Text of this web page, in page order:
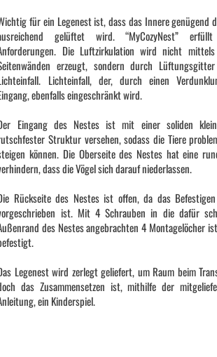
für ein Legenest ist, dass das Innere genügend
gelüftet wird. “MyCozyNest”
Die Luftzirkulation wird nicht
erzeugt, sondern durch
Lichteinfall, der, durch einen
ebenfalls eingeschränkt wird.
Eingang des Nestes ist mit einer soliden
Struktur versehen, sodass die Tiere
können. Die Oberseite des Nestes hat eine
dass die Vögel sich darauf niederlassen.
Rückseite des Nestes ist offen, da das
ist. Mit 4 Schrauben in die dafür
des Nestes angebrachten 4 Montagelöcher
Legenest wird zerlegt geliefert, um Raum beim
das Zusammensetzen ist, mithilfe der
ein Kinderspiel.